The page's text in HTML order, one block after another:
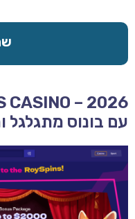
עם בונוס מתגלגל